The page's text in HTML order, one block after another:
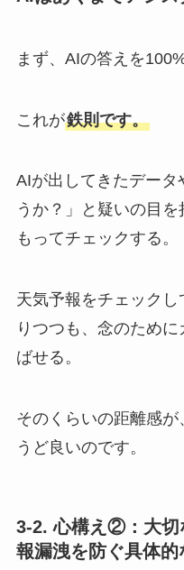
まず、AIの答えを
これが鉄則です。
AIが出してきたデー
うか？」と疑いの目
もってチェックする。
天気予報をチェック
りつつも、念のため
ばせる。
そのくらいの距離感が
うど良いのです。
3-2. 心構え②：大切
報漏洩を防ぐ具体的